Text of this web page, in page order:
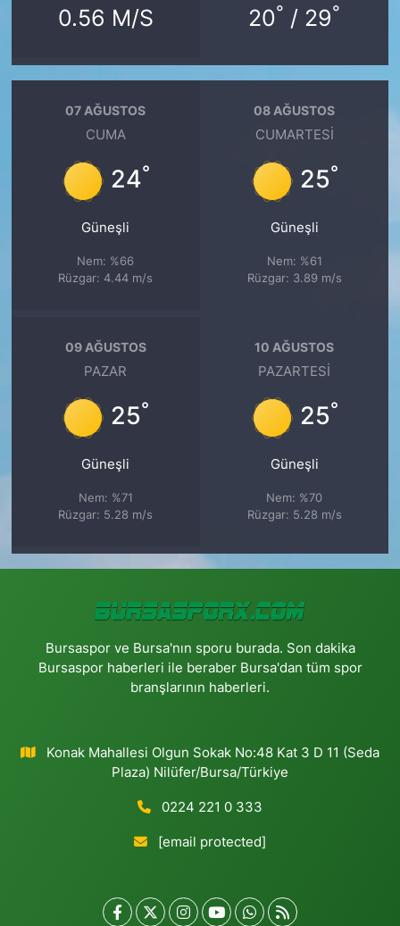
0.56 M/S 20° / 29°
07 AĞUSTOS
CUMA
24°
Güneşli
Nem: %66
Rüzgar: 4.44 m/s
08 AĞUSTOS
CUMARTESI
25°
Güneşli
Nem: %61
Rüzgar: 3.89 m/s
09 AĞUSTOS
PAZAR
25°
Güneşli
Nem: %71
Rüzgar: 5.28 m/s
10 AĞUSTOS
PAZARTESI
25°
Güneşli
Nem: %70
Rüzgar: 5.28 m/s
Bursaspor ve Bursa'nın sporu burada. Son dakika
Bursaspor haberleri ile beraber Bursa'dan tüm spor
branşlarının haberleri.
Konak Mahallesi Olgun Sokak No:48 Kat 3 D 11 (Seda
Plaza) Nilüfer/Bursa/Türkiye
0224 221 0 333
[email protected]